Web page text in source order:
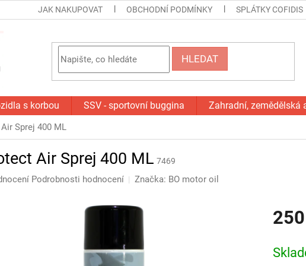
JAK NAKUPOVAT OBCHODNÍ PODMÍNKY SPLÁTKY COFIDIS
HLEDAT
s korbou SSV - sportovní buggina Zahradní, zemědělská
Sprej 400 ML
Air Sprej 400 ML 7469
Podrobnosti hodnocení Značka: BO motor oil
cena: